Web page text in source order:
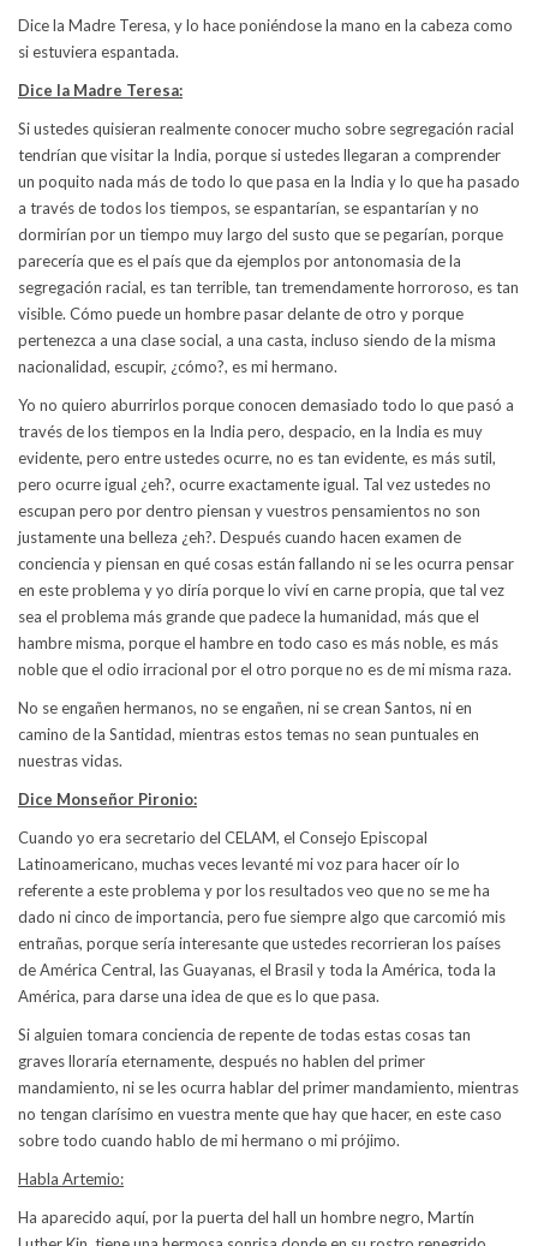
Dice la Madre Teresa, y lo hace poniéndose la mano en la cabeza como
si estuviera espantada.
Dice la Madre Teresa:
Si ustedes quisieran realmente conocer mucho sobre segregación racial
tendrían que visitar la India, porque si ustedes llegaran a comprender
un poquito nada más de todo lo que pasa en la India y lo que ha pasado
a través de todos los tiempos, se espantarían, se espantarían y no
dormirían por un tiempo muy largo del susto que se pegarían, porque
parecería que es el país que da ejemplos por antonomasia de la
segregación racial, es tan terrible, tan tremendamente horroroso, es tan
visible. Cómo puede un hombre pasar delante de otro y porque
pertenezca a una clase social, a una casta, incluso siendo de la misma
nacionalidad, escupir, ¿cómo?, es mi hermano.
Yo no quiero aburrirlos porque conocen demasiado todo lo que pasó a
través de los tiempos en la India pero, despacio, en la India es muy
evidente, pero entre ustedes ocurre, no es tan evidente, es más sutil,
pero ocurre igual ¿eh?, ocurre exactamente igual. Tal vez ustedes no
escupan pero por dentro piensan y vuestros pensamientos no son
justamente una belleza ¿eh?. Después cuando hacen examen de
conciencia y piensan en qué cosas están fallando ni se les ocurra pensar
en este problema y yo diría porque lo viví en carne propia, que tal vez
sea el problema más grande que padece la humanidad, más que el
hambre misma, porque el hambre en todo caso es más noble, es más
noble que el odio irracional por el otro porque no es de mi misma raza.
No se engañen hermanos, no se engañen, ni se crean Santos, ni en
camino de la Santidad, mientras estos temas no sean puntuales en
nuestras vidas.
Dice Monseñor Pironio:
Cuando yo era secretario del CELAM, el Consejo Episcopal
Latinoamericano, muchas veces levanté mi voz para hacer oír lo
referente a este problema y por los resultados veo que no se me ha
dado ni cinco de importancia, pero fue siempre algo que carcomió mis
entrañas, porque sería interesante que ustedes recorrieran los países
de América Central, las Guayanas, el Brasil y toda la América, toda la
América, para darse una idea de que es lo que pasa.
Si alguien tomara conciencia de repente de todas estas cosas tan
graves lloraría eternamente, después no hablen del primer
mandamiento, ni se les ocurra hablar del primer mandamiento, mientras
no tengan clarísimo en vuestra mente que hay que hacer, en este caso
sobre todo cuando hablo de mi hermano o mi prójimo.
Habla Artemio:
Ha aparecido aquí, por la puerta del hall un hombre negro, Martín